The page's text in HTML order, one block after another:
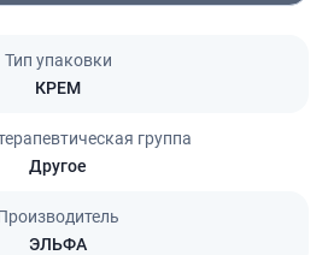
Тип упаковки
КРЕМ
группа
Другое
ЭЛЬФА